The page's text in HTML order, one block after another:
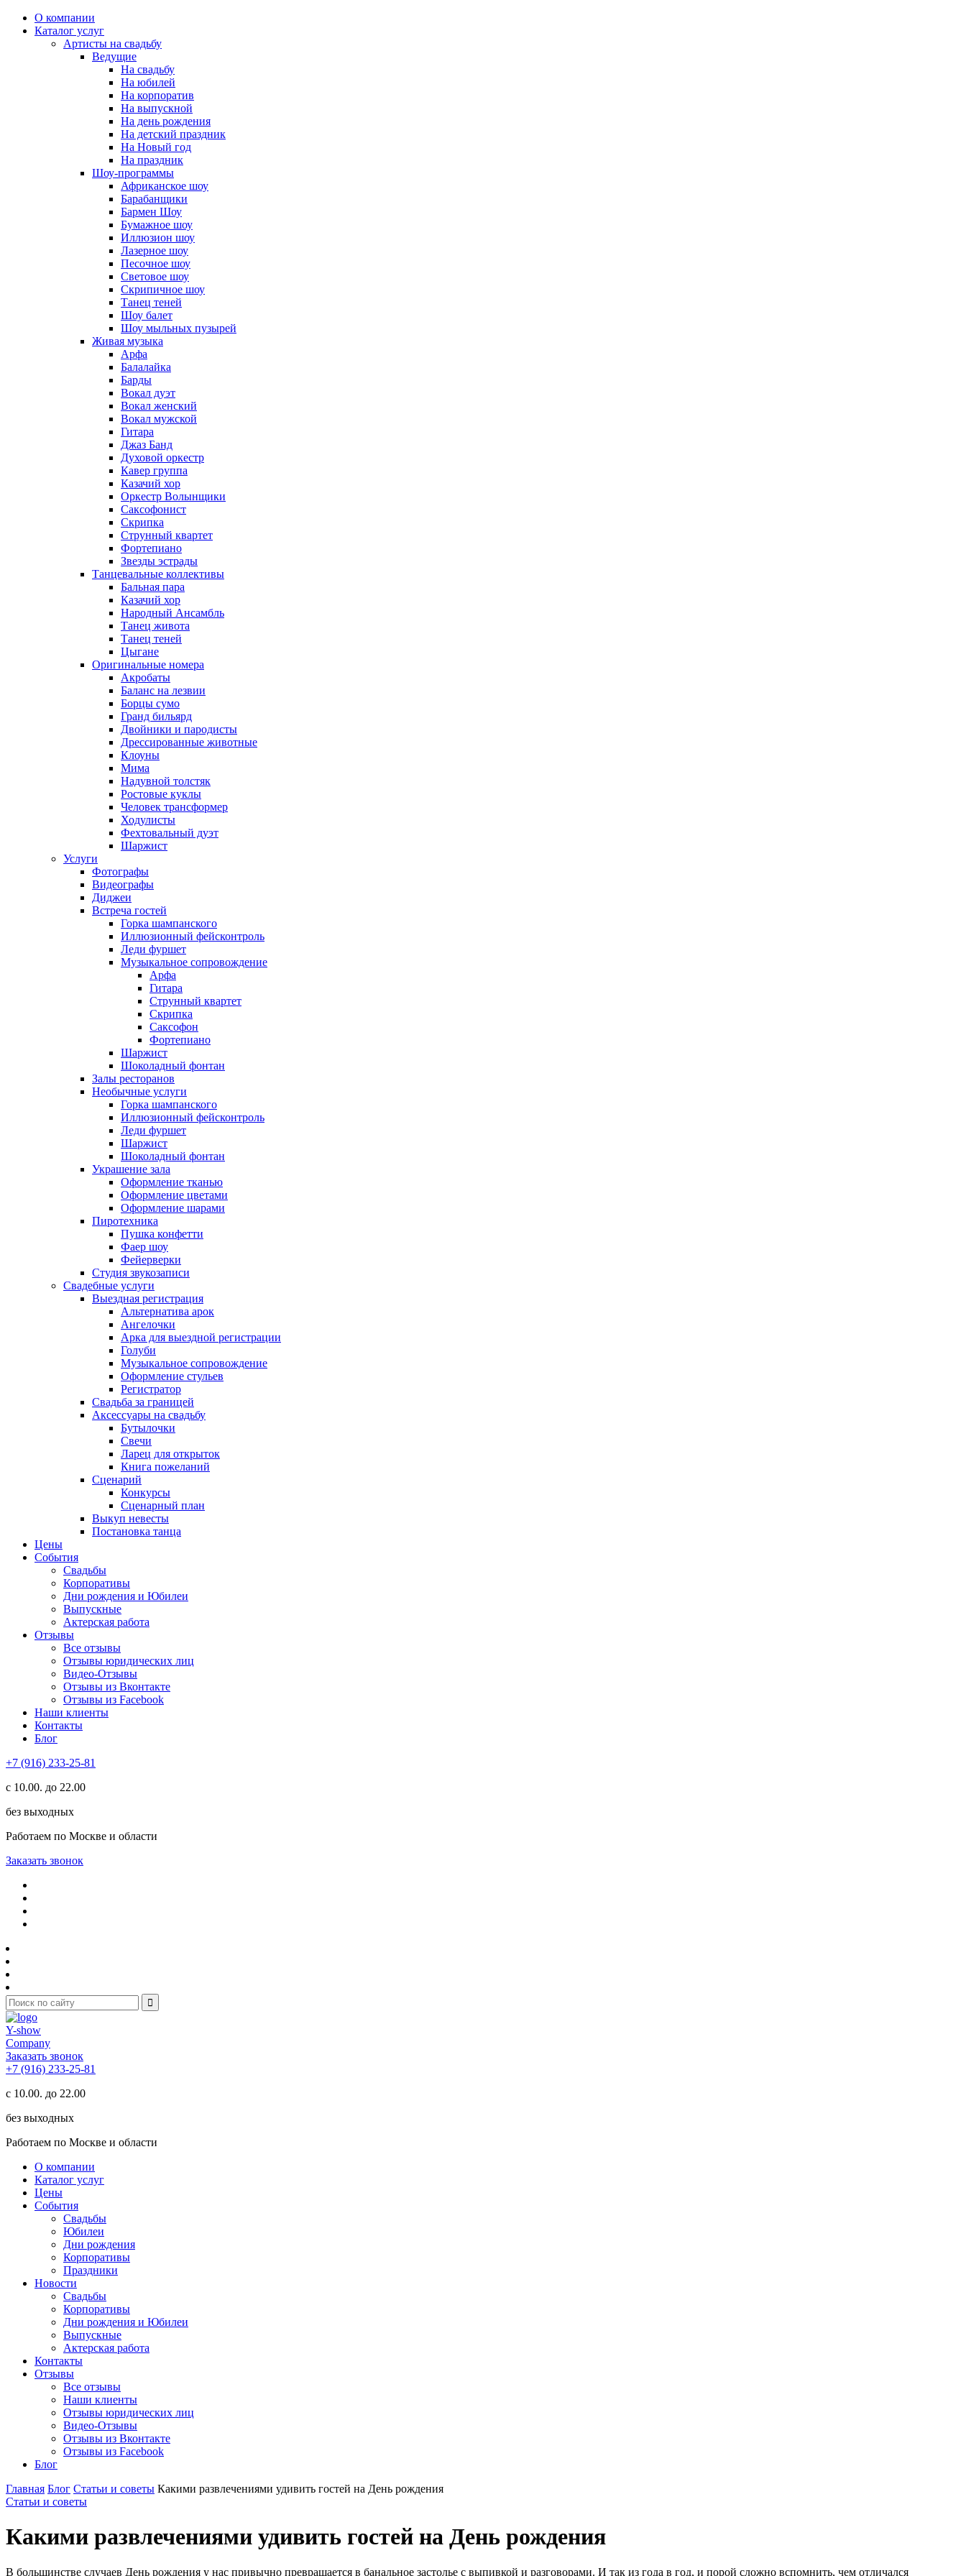
О компании
Каталог услуг
Артисты на свадьбу
Ведущие
На свадьбу
На юбилей
На корпоратив
На выпускной
На день рождения
На детский праздник
На Новый год
На праздник
Шоу-программы
Африканское шоу
Барабанщики
Бармен Шоу
Бумажное шоу
Иллюзион шоу
Лазерное шоу
Песочное шоу
Световое шоу
Скрипичное шоу
Танец теней
Шоу балет
Шоу мыльных пузырей
Живая музыка
Арфа
Балалайка
Барды
Вокал дуэт
Вокал женский
Вокал мужской
Гитара
Джаз Банд
Духовой оркестр
Кавер группа
Казачий хор
Оркестр Волынщики
Саксофонист
Скрипка
Струнный квартет
Фортепиано
Звезды эстрады
Танцевальные коллективы
Бальная пара
Казачий хор
Народный Ансамбль
Танец живота
Танец теней
Цыгане
Оригинальные номера
Акробаты
Баланс на лезвии
Борцы сумо
Гранд бильярд
Двойники и пародисты
Дрессированные животные
Клоуны
Мима
Надувной толстяк
Ростовые куклы
Человек трансформер
Ходулисты
Фехтовальный дуэт
Шаржист
Услуги
Фотографы
Видеографы
Диджеи
Встреча гостей
Горка шампанского
Иллюзионный фейсконтроль
Леди фуршет
Музыкальное сопровождение
Арфа
Гитара
Струнный квартет
Скрипка
Саксофон
Фортепиано
Шаржист
Шоколадный фонтан
Залы ресторанов
Необычные услуги
Горка шампанского
Иллюзионный фейсконтроль
Леди фуршет
Шаржист
Шоколадный фонтан
Украшение зала
Оформление тканью
Оформление цветами
Оформление шарами
Пиротехника
Пушка конфетти
Фаер шоу
Фейерверки
Студия звукозаписи
Свадебные услуги
Выездная регистрация
Альтернатива арок
Ангелочки
Арка для выездной регистрации
Голуби
Музыкальное сопровождение
Оформление стульев
Регистратор
Свадьба за границей
Аксессуары на свадьбу
Бутылочки
Свечи
Ларец для открыток
Книга пожеланий
Сценарий
Конкурсы
Сценарный план
Выкуп невесты
Постановка танца
Цены
События
Свадьбы
Корпоративы
Дни рождения и Юбилеи
Выпускные
Актерская работа
Отзывы
Все отзывы
Отзывы юридических лиц
Видео-Отзывы
Отзывы из Вконтакте
Отзывы из Facebook
Наши клиенты
Контакты
Блог
+7 (916) 233-25-81
с 10.00. до 22.00
без выходных
Работаем по Москве и области
Заказать звонок
Y-show
Company
Заказать звонок
+7 (916) 233-25-81
с 10.00. до 22.00
без выходных
Работаем по Москве и области
О компании
Каталог услуг
Цены
События
Свадьбы
Юбилеи
Дни рождения
Корпоративы
Праздники
Новости
Свадьбы
Корпоративы
Дни рождения и Юбилеи
Выпускные
Актерская работа
Контакты
Отзывы
Все отзывы
Наши клиенты
Отзывы юридических лиц
Видео-Отзывы
Отзывы из Вконтакте
Отзывы из Facebook
Блог
Главная Блог Статьи и советы Какими развлечениями удивить гостей на День рождения
Статьи и советы
Какими развлечениями удивить гостей на День рождения
В большинстве случаев День рождения у нас привычно превращается в банальное застолье с выпивкой и разговорами. И так из года в год, и порой сложно вспомнить, чем отличался